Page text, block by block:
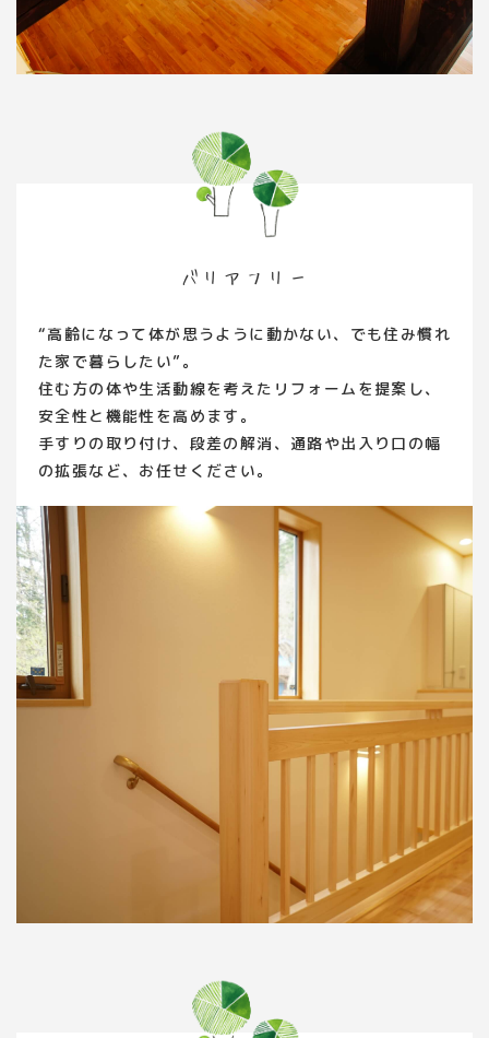
バリアフリー
“高齢になって体が思うように動かない、でも住み慣れ
た家で暮らしたい”。
住む方の体や生活動線を考えたリフォームを提案し、
安全性と機能性を高めます。
手すりの取り付け、段差の解消、通路や出入り口の幅
の拡張など、お任せください。